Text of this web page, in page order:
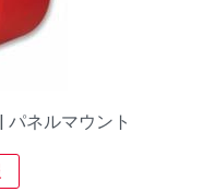
パネルマウント